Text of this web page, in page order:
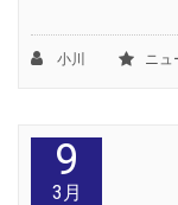
小川 ニュ
9
3月